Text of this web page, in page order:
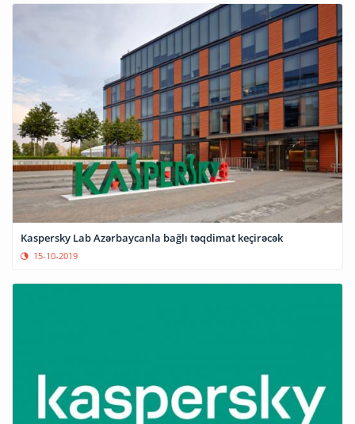
Kaspersky Lab Azərbaycanla bağlı təqdimat keçirəcək
15-10-2019